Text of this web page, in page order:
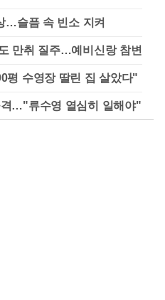
…슬픔 속 빈소 지켜
만취 질주…예비신랑 참변
평 수영장 딸린 집 살았다"
격…"류수영 열심히 일해야"